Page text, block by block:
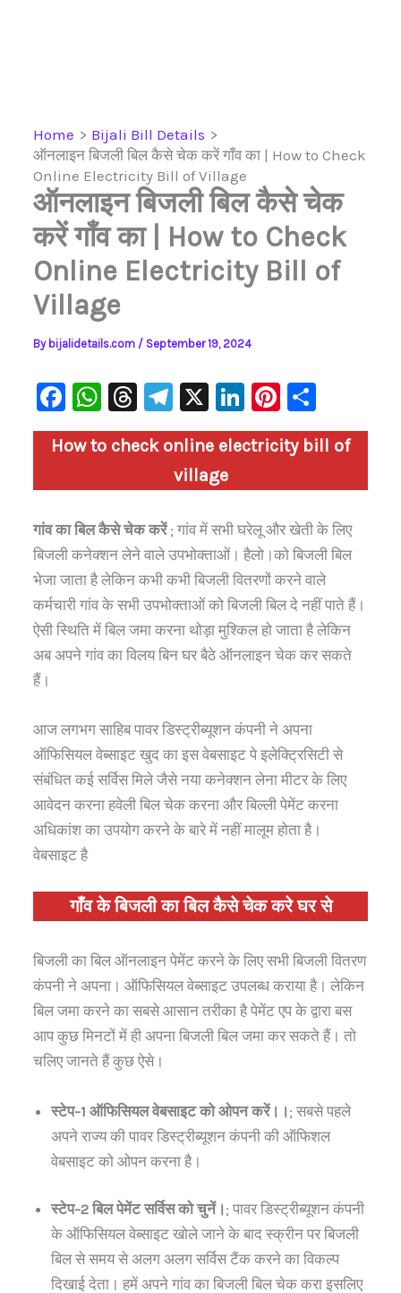
Home
Bijali Bill Details
ऑनलाइन बिजली बिल कैसे चेक करें गाँव का | How to Check
Online Electricity Bill of Village
ऑनलाइन बिजली बिल कैसे चेक
करें गाँव का | How to Check
Online Electricity Bill of
Village
By bijalidetails.com / September 19, 2024
F
a
c
e
o
o
k
W
h
at
s
p
p
T
hr
e
a
s
Te
le
gr
a
X
Li
n
k
e
n
Pi
nt
er
e
h
ar
e
How to check online electricity bill of
village
गांव का बिल कैसे चेक करें; गांव में सभी घरेलू और खेती के लिए
बिजली कनेक्शन लेने वाले उपभोक्ताओं। हैलो।को बिजली बिल
भेजा जाता है लेकिन कभी कभी बिजली वितरणों करने वाले
कर्मचारी गांव के सभी उपभोक्ताओं को बिजली बिल दे नहीं पाते हैं।
ऐसी स्थिति में बिल जमा करना थोड़ा मुश्किल हो जाता है लेकिन
अब अपने गांव का विलय बिन घर बैठे ऑनलाइन चेक कर सकते
हैं।
आज लगभग साहिब पावर डिस्ट्रीब्यूशन कंपनी ने अपना
ऑफिसियल वेब्साइट खुद का इस वेबसाइट पे इलेक्ट्रिसिटी से
संबंधित कई सर्विस मिले जैसे नया कनेक्शन लेना मीटर के लिए
आवेदन करना हवेली बिल चेक करना और बिल्ली पेमेंट करना
अधिकांश का उपयोग करने के बारे में नहीं मालूम होता है।
वेबसाइट है
गाँव के बिजली का बिल कैसे चेक करे घर से
बिजली का बिल ऑनलाइन पेमेंट करने के लिए सभी बिजली वितरण
कंपनी ने अपना। ऑफिसियल वेब्साइट उपलब्ध कराया है। लेकिन
बिल जमा करने का सबसे आसान तरीका है पेमेंट एप के द्वारा बस
आप कुछ मिनटों में ही अपना बिजली बिल जमा कर सकते हैं। तो
चलिए जानते हैं कुछ ऐसे।
स्टेप-1 ऑफिसियल वेबसाइट को ओपन करें।। ; सबसे पहले
अपने राज्य की पावर डिस्ट्रीब्यूशन कंपनी की ऑफिशल
वेबसाइट को ओपन करना है।
स्टेप-2 बिल पेमेंट सर्विस को चुनें। ; पावर डिस्ट्रीब्यूशन कंपनी
के ऑफिसियल वेब्साइट खोले जाने के बाद स्क्रीन पर बिजली
बिल से समय से अलग अलग सर्विस टैंक करने का विकल्प
दिखाई देता। हमें अपने गांव का बिजली बिल चेक करा इसलिए